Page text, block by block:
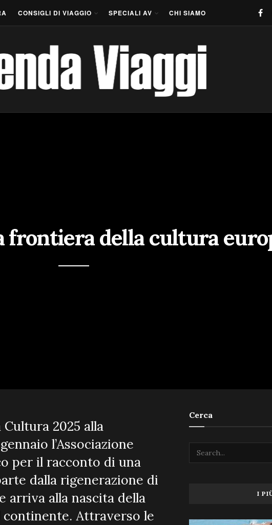
CONSIGLI DI VIAGGIO SPECIALI AV CHI SIAMO
frontiera della cultura
2025 alla
l’Associazione
per il racconto di una
dalla rigenerazione di
arriva alla nascita della
continente. Attraverso le
Cerca
I